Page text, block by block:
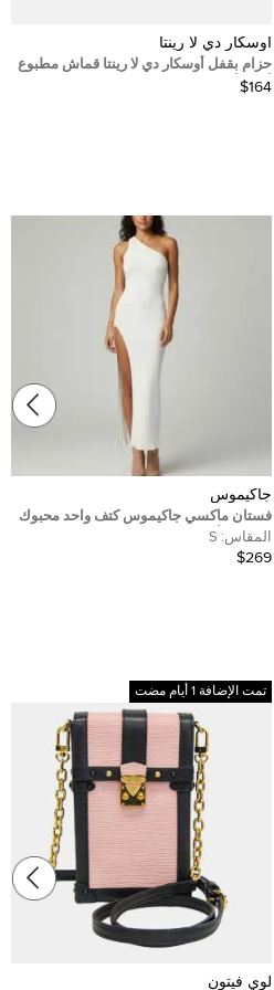
اوسكار دي لا رينتا
حزام بقفل أوسكار دي لا رينتا قماش مطبوع
أزرق/أبيض مقاس صغير
$164
جاكيموس
فستان ماكسي جاكيموس كتف واحد محبوك
مطاطي أبيض مقاس صغير
المقاس: S
$269
تمت الإضافة 1 أيام مضت
لوي فيتون